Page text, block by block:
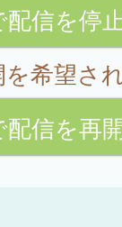
信を停
希望さ
信を再